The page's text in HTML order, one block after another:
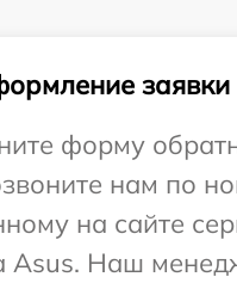
заявки
форму
нам по
на сайте
Asus. Наш